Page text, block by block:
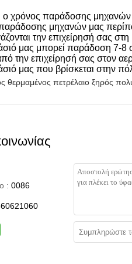
χρόνος παράδοσης μηχανών
μηχανών μας
την επιχείρησή σας
μας μπορεί παράδοση 7-8
την επιχείρησή σας στον
μας που βρίσκεται στην
θερμαμένος πετρέλαιο ξηρός
: 0086